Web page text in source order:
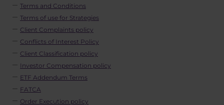
Terms and Conditions
Terms of use for Strategies
Client Complaints policy
Conflicts of Interest Policy
Client Classification policy
Investor Compensation policy
ETF Addendum Terms
FATCA
Order Execution policy